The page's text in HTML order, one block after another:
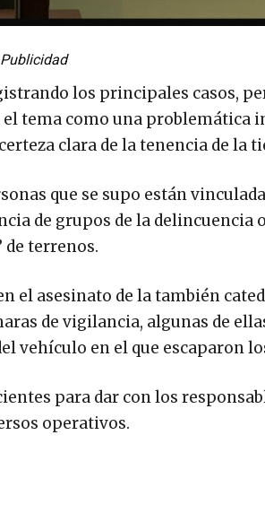
Publicidad
los principales casos,
el tema como una problemática
clara de la tenencia de la
que se supo están
de grupos de la delincuencia
de terrenos.
el asesinato de la también
de vigilancia, algunas de
vehículo en el que escaparon
para dar con los
operativos.